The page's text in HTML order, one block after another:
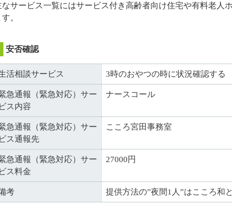
なサービス一覧にはサービス付き高齢者向け住宅や有料老人
。
安否確認
活相談サービス 3時のおやつの時に状況確認する
急通報（緊急対応）サー
ビス内容
ナースコール
急通報（緊急対応）サー
ビス通報先
こころ宮田事務室
急通報（緊急対応）サー
ビス料金
27000円
考 提供方法の”夜間1人”はこころ和